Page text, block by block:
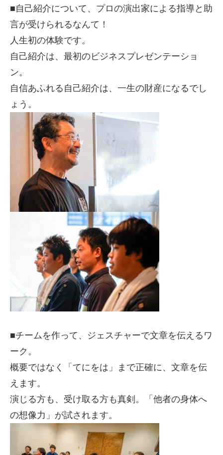
■自己紹介について、プロの演出家による指導と助
言が受けられるなんて！
人生初の体験です。
自己紹介は、最初のビジネスプレゼンテーショ
ン。
自信あふれる自己紹介は、一生の財産になるでし
ょう。
■チームを作って、ジェスチャーで文章を伝えるワ
ーク。
概要ではなく「てにをは」まで正確に、文章を伝
えます。
演じる方も、受け取る方も真剣。「他者の身体へ
の想像力」が試されます。